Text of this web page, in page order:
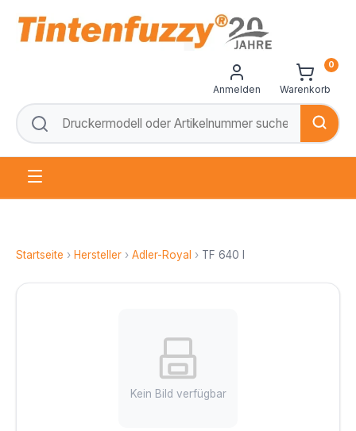
Anmelden Warenkorb
0
Startseite › Hersteller › Adler-Royal › TF 640 I
Kein Bild verfügbar